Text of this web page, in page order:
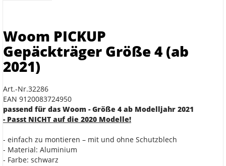
Woom PICKUP
Gepäckträger Größe 4 (ab
2021)
Art.-Nr.32286
EAN 9120083724950
passend für das Woom - Größe 4 ab Modelljahr 2021
- Passt NICHT auf die 2020 Modelle!
- einfach zu montieren – mit und ohne Schutzblech
- Material: Aluminium
- Farbe: schwarz